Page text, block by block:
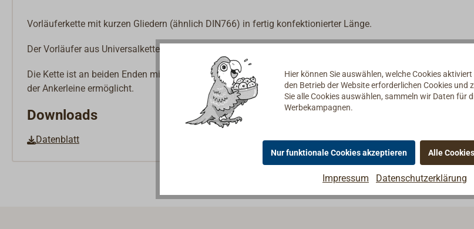
Vorläuferkette mit kurzen Gliedern (ähnlich DIN766) in fertig konfektionierter Länge.
Der Vorläufer aus Universalkette (Importqualität) ist feuerverzinkt.
Die Kette ist an beiden Enden mit vergrößerten Endgliedern versehen, was ein unproblematisches
der Ankerleine ermöglicht.
Downloads
Datenblatt
Hier können Sie auswählen, welche Cookies
den Betrieb der Website erforderlichen Cookies und
Sie alle Cookies auswählen, sammeln wir Daten für
Werbekampagnen.
Nur funktionale Cookies akzeptieren Alle
Impressum Datenschutzerklärung